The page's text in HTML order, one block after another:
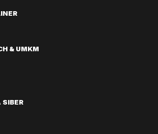
& UMKM
SIBER